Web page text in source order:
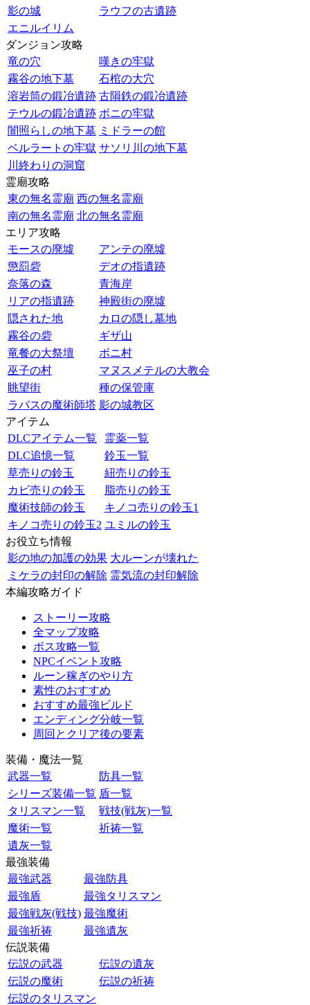
影の城
ラウフの古遺跡
エニルイリム
ダンジョン攻略
竜の穴
嘆きの牢獄
霧谷の地下墓
石棺の大穴
溶岩筒の鍛冶遺跡 古隕鉄の鍛冶遺跡
テウルの鍛冶遺跡 ボニの牢獄
闇照らしの地下墓 ミドラーの館
ベルラートの牢獄 サソリ川の地下墓
川終わりの洞窟
霊廟攻略
東の無名霊廟 西の無名霊廟
南の無名霊廟 北の無名霊廟
エリア攻略
モースの廃墟
アンテの廃墟
懲罰砦
デオの指遺跡
奈落の森
青海岸
リアの指遺跡
神殿街の廃墟
隠された地
カロの隠し墓地
霧谷の砦
ギザ山
竜餐の大祭壇
ボニ村
巫子の村
マヌスメテルの大教会
眺望街
種の保管庫
ラバスの魔術師塔 影の城教区
アイテム
DLCアイテム一覧
霊薬一覧
DLC追憶一覧
鈴玉一覧
草売りの鈴玉
紐売りの鈴玉
カビ売りの鈴玉
脂売りの鈴玉
魔術技師の鈴玉
キノコ売りの鈴玉1
キノコ売りの鈴玉2 ユミルの鈴玉
お役立ち情報
影の地の加護の効果 大ルーンが壊れた
ミケラの封印の解除 霊気流の封印解除
本編攻略ガイド
ストーリー攻略
全マップ攻略
ボス攻略一覧
NPCイベント攻略
ルーン稼ぎのやり方
素性のおすすめ
おすすめ最強ビルド
エンディング分岐一覧
周回とクリア後の要素
装備・魔法一覧
武器一覧
防具一覧
シリーズ装備一覧 盾一覧
タリスマン一覧
戦技(戦灰)一覧
魔術一覧
祈祷一覧
遺灰一覧
最強装備
最強武器
最強防具
最強盾
最強タリスマン
最強戦灰(戦技) 最強魔術
最強祈祷
最強遺灰
伝説装備
伝説の武器
伝説の遺灰
伝説の魔術
伝説の祈祷
伝説のタリスマン